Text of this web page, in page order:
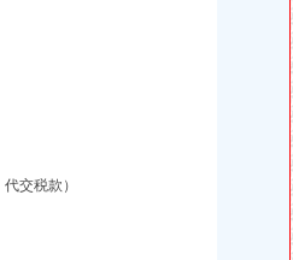
交税款）